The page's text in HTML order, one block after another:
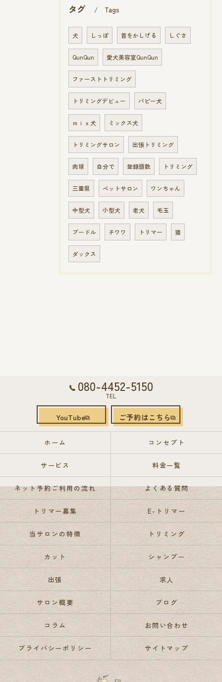
タグ Tags
犬 しっぽ 首をかしげる しぐさ
QunQun 愛犬美容室QunQun
ファーストトリミング
トリミングデビュー パピー犬
ｍｉｘ犬 ミックス犬
トリミングサロン 出張トリミング
肉球 自分で 登録頭数 トリミング
三重県 ペットサロン ワンちゃん
中型犬 小型犬 老犬 毛玉
プードル チワワ トリマー 猫
ダックス
080-4452-5150
TEL
YouTube ご予約はこちら
ホーム コンセプト
サービス 料金一覧
ネット予約ご利用の流れ よくある質問
トリマー募集 E-トリマー
当サロンの特徴 トリミング
カット シャンプー
出張 求人
サロン概要 ブログ
コラム お問い合わせ
プライバシーポリシー サイトマップ